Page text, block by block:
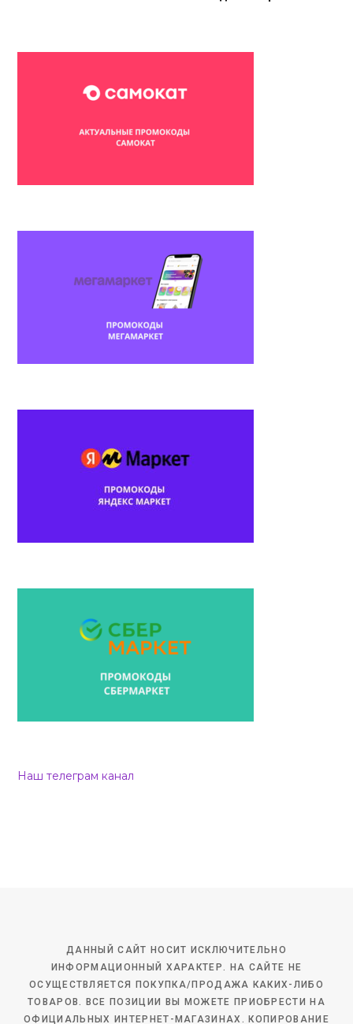
Наш телеграм канал
ДАННЫЙ САЙТ НОСИТ ИСКЛЮЧИТЕЛЬНО
ИНФОРМАЦИОННЫЙ ХАРАКТЕР. НА САЙТЕ НЕ
ОСУЩЕСТВЛЯЕТСЯ ПОКУПКА/ПРОДАЖА КАКИХ-ЛИБО
ТОВАРОВ. ВСЕ ПОЗИЦИИ ВЫ МОЖЕТЕ ПРИОБРЕСТИ НА
ОФИЦИАЛЬНЫХ ИНТЕРНЕТ-МАГАЗИНАХ. КОПИРОВАНИЕ